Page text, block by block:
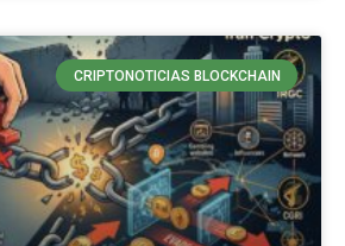
CRIPTONOTICIAS BLOCKCHAIN